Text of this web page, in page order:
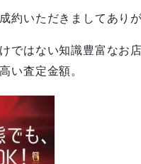
約いただきましてあり
ではない知識豊富なお店
い査定金額。